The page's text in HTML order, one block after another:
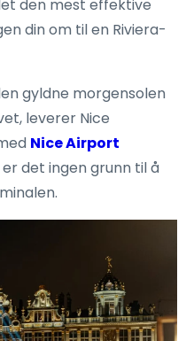
den mest effektive
din om til en Riviera-
gyldne morgensolen
leverer Nice
Nice Airport
det ingen grunn til å